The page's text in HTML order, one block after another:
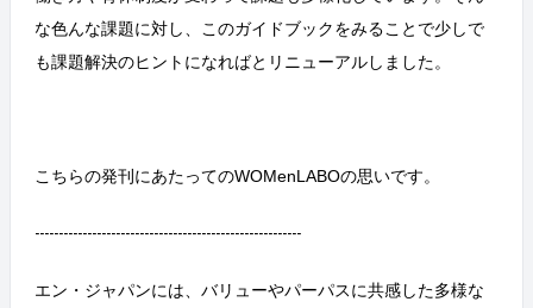
な色んな課題に対し、このガイドブックをみることで少しで
も課題解決のヒントになればと リニューアルしました。
こちらの発刊にあたってのWOMenLABOの思いです。
--------------------------------------------------------
エン・ジャパンには、バリューやパーパスに共感した多様な